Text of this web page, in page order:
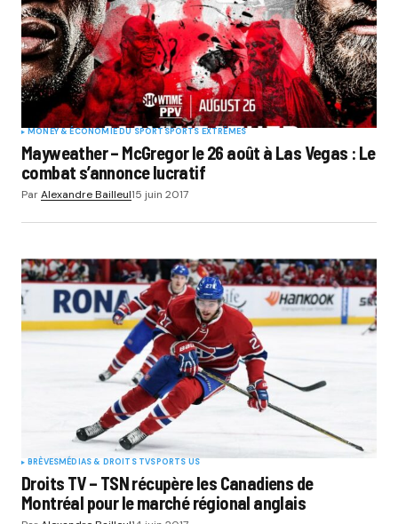
MONEY & ÉCONOMIE DU SPORT SPORTS EXTRÊMES
Mayweather – McGregor le 26 août à Las Vegas : Le
combat s’annonce lucratif
ParAlexandre Bailleul15 juin 2017
BRÈVESMÉDIAS & DROITS TVSPORTS US
Droits TV – TSN récupère les Canadiens de
Montréal pour le marché régional anglais